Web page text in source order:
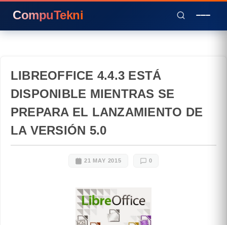
CompuTekni
LIBREOFFICE 4.4.3 ESTÁ
DISPONIBLE MIENTRAS SE
PREPARA EL LANZAMIENTO DE
LA VERSIÓN 5.0
21 MAY 2015 0